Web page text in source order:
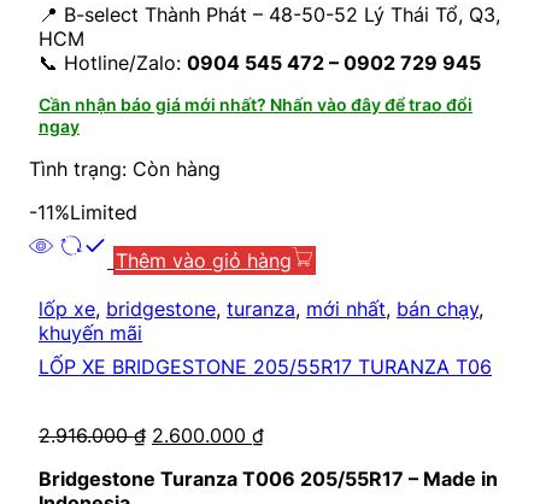
📍 B-select Thành Phát – 48-50-52 Lý Thái Tổ, Q3,
HCM
📞 Hotline/Zalo: 0904 545 472 – 0902 729 945
Cần nhận báo giá mới nhất? Nhấn vào đây để trao đổi
ngay
Tình trạng: Còn hàng
-11%Limited
Thêm vào giỏ hàng
lốp xe, bridgestone, turanza, mới nhất, bán chạy,
khuyến mãi
LỐP XE BRIDGESTONE 205/55R17 TURANZA T06
2.916.000₫ 2.600.000 ₫
Bridgestone Turanza T006 205/55R17 – Made in